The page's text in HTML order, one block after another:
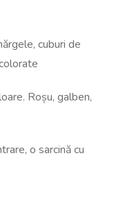
cuburi de
Roșu, galben,
o sarcină cu